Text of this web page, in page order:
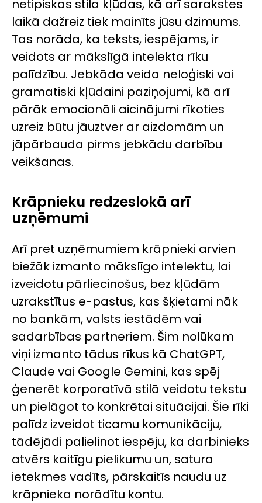
netipiskas stila kļūdas, kā arī sarakstes
laikā dažreiz tiek mainīts jūsu dzimums.
Tas norāda, ka teksts, iespējams, ir
veidots ar mākslīgā intelekta rīku
palīdzību. Jebkāda veida neloģiski vai
gramatiski kļūdaini paziņojumi, kā arī
pārāk emocionāli aicinājumi rīkoties
uzreiz būtu jāuztver ar aizdomām un
jāpārbauda pirms jebkādu darbību
veikšanas.
Krāpnieku redzeslokā arī
uzņēmumi
Arī pret uzņēmumiem krāpnieki arvien
biežāk izmanto mākslīgo intelektu, lai
izveidotu pārliecinošus, bez kļūdām
uzrakstītus e-pastus, kas šķietami nāk
no bankām, valsts iestādēm vai
sadarbības partneriem. Šim nolūkam
viņi izmanto tādus rīkus kā ChatGPT,
Claude vai Google Gemini, kas spēj
ģenerēt korporatīvā stilā veidotu tekstu
un pielāgot to konkrētai situācijai. Šie rīki
palīdz izveidot ticamu komunikāciju,
tādējādi palielinot iespēju, ka darbinieks
atvērs kaitīgu pielikumu un, satura
ietekmes vadīts, pārskaitīs naudu uz
krāpnieka norādītu kontu.